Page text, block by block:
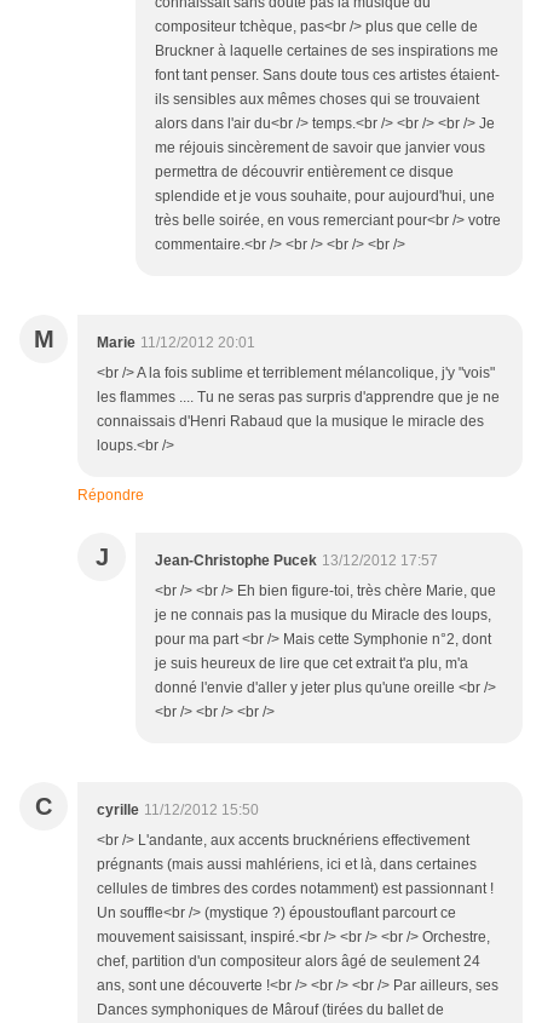
compositeur tchèque, pas<br /> plus que celle de
Bruckner à laquelle certaines de ses inspirations me
font tant penser. Sans doute tous ces artistes étaient-
ils sensibles aux mêmes choses qui se trouvaient
alors dans l'air du<br /> temps.<br /> <br /> <br /> Je
me réjouis sincèrement de savoir que janvier vous
permettra de découvrir entièrement ce disque
splendide et je vous souhaite, pour aujourd'hui, une
très belle soirée, en vous remerciant pour<br /> votre
commentaire.<br /> <br /> <br /> <br />
M Marie 11/12/2012 20:01
<br /> A la fois sublime et terriblement mélancolique, j'y "vois"
les flammes .... Tu ne seras pas surpris d'apprendre que je ne
connaissais d'Henri Rabaud que la musique le miracle des
loups.<br />
Répondre
J Jean-Christophe Pucek 13/12/2012 17:57
<br /> <br /> Eh bien figure-toi, très chère Marie, que
je ne connais pas la musique du Miracle des loups,
pour ma part <br /> Mais cette Symphonie n°2, dont
je suis heureux de lire que cet extrait t'a plu, m'a
donné l'envie d'aller y jeter plus qu'une oreille <br />
<br /> <br /> <br />
C cyrille 11/12/2012 15:50
<br /> L'andante, aux accents brucknériens effectivement
prégnants (mais aussi mahlériens, ici et là, dans certaines
cellules de timbres des cordes notamment) est passionnant !
Un souffle<br /> (mystique ?) époustouflant parcourt ce
mouvement saisissant, inspiré.<br /> <br /> <br /> Orchestre,
chef, partition d'un compositeur alors âgé de seulement 24
ans, sont une découverte !<br /> <br /> <br /> Par ailleurs, ses
Dances symphoniques de Mârouf (tirées du ballet de